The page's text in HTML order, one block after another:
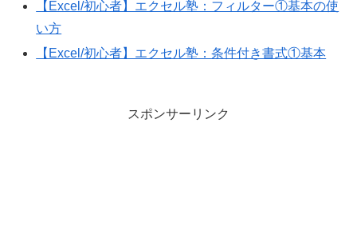
【Excel/初心者】エクセル塾：フィルター①基本の使
い方
【Excel/初心者】エクセル塾：条件付き書式①基本
スポンサーリンク